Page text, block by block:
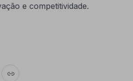
e competitividade.